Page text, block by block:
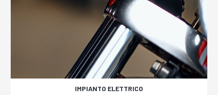
IMPIANTO ELETTRICO